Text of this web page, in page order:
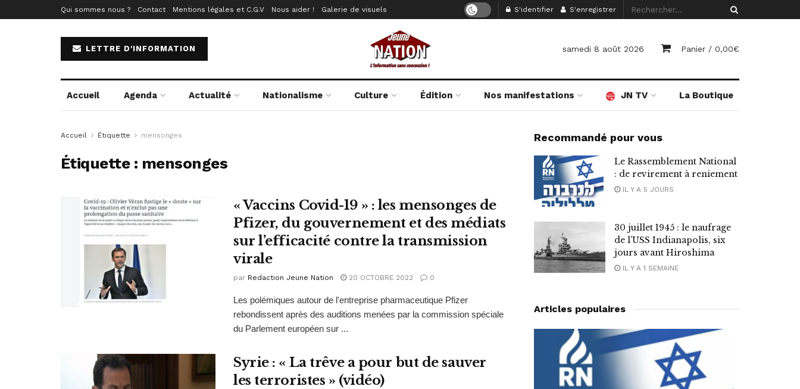
Qui sommes nous ? Contact Mentions légales et C.G.V Nous aider ! Galerie de visuels S'identifier S'enregistrer
LETTRE D'INFORMATION samedi 8 août 2026 Panier / 0,00€
Accueil Agenda Actualité Nationalisme Culture Édition Nos manifestations JN TV La Boutique
Accueil Étiquette mensonges
Étiquette : mensonges
« Vaccins Covid-19 » : les mensonges de
Pfizer, du gouvernement et des médiats
sur l’efficacité contre la transmission
virale
par Redaction Jeune Nation 20 OCTOBRE 2022 0
Les polémiques autour de l'entreprise pharmaceutique Pfizer
rebondissent après des auditions menées par la commission spéciale
du Parlement européen sur ...
Syrie : « La trêve a pour but de sauver
les terroristes » (vidéo)
Recommandé pour vous
Le Rassemblement National
: de revirement à reniement
IL Y A 5 JOURS
30 juillet 1945 : le naufrage
de l’USS Indianapolis, six
jours avant Hiroshima
IL Y A 1 SEMAINE
Articles populaires